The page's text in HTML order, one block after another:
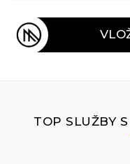
TOP SLUŽBY